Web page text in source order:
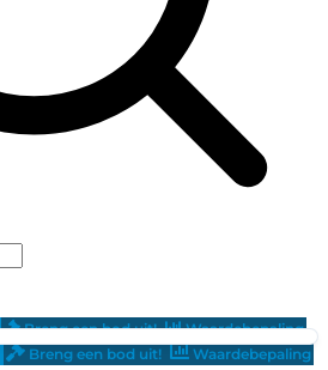
Breng een bod uit!
Waardebepaling
Breng een bod uit! Waardebepaling